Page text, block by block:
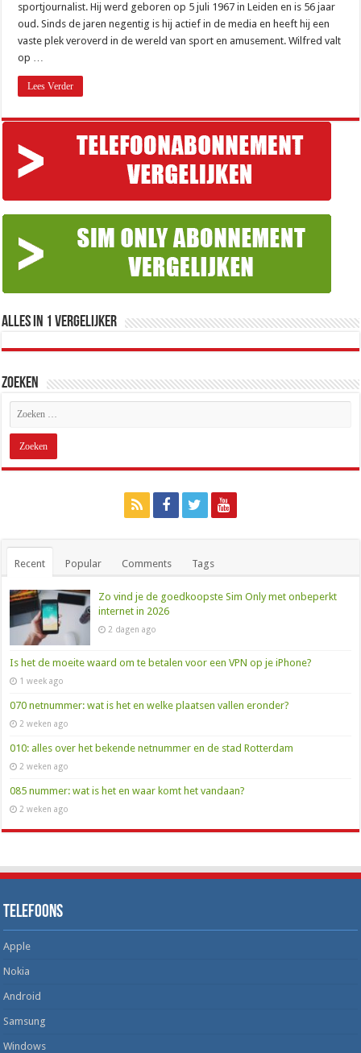
sportjournalist. Hij werd geboren op 5 juli 1967 in Leiden en is 56 jaar
oud. Sinds de jaren negentig is hij actief in de media en heeft hij een
vaste plek veroverd in de wereld van sport en amusement. Wilfred valt
op …
Lees Verder
Alles in 1 Vergelijker
Zoeken
Recent Popular Comments Tags
Zo vind je de goedkoopste Sim Only met onbeperkt
internet in 2026
2 dagen ago
Is het de moeite waard om te betalen voor een VPN op je iPhone?
1 week ago
070 netnummer: wat is het en welke plaatsen vallen eronder?
2 weken ago
010: alles over het bekende netnummer en de stad Rotterdam
2 weken ago
085 nummer: wat is het en waar komt het vandaan?
2 weken ago
Telefoons
Apple
Nokia
Android
Samsung
Windows